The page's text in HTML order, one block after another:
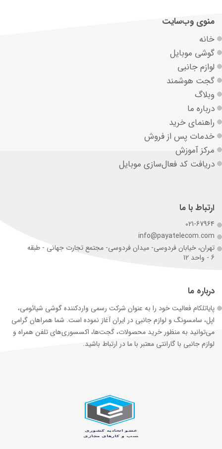
منوی وب‌سایت
خانه
گوشی موبایل
لوازم جانبی
گجت هوشمند
وبلاگ
درباره ما
راهنمای خرید
خدمات پس از فروش
مرکز آموزش
دریافت کد فعال‌سازی موبایل
ارتباط با ما
021-67964
info@payatelecom.com
تهران، خیابان فردوسی- میدان فردوسی- مجتمع تجارت جهانی - طبقه
6 - واحد 12
درباره ما
پایاتلکام فعالیت خود را به عنوان شرکت رسمی وارد‌کننده گوشی شیائومی،
اپل، سامسونگ و لوازم جانبی در ایران آغاز نموده است. شما همراهان گرامی
می‌توانید به منظور خرید محصولات، گجت‌ها، اکسسوری‌های تلفن همراه و
لوازم جانبی با گارانتی معتبر با ما در ارتباط باشید.